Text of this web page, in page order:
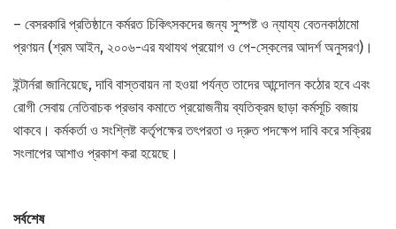
– বেসরকারি প্রতিষ্ঠানে কর্মরত চিকিৎসকদের জন্য সুস্পষ্ট ও ন্যায্য বেতনকাঠামো
প্রণয়ন (শ্রম আইন, ২০০৬-এর যথাযথ প্রয়োগ ও পে-স্কেলের আদর্শ অনুসরণ)।
ইন্টার্নরা জানিয়েছে, দাবি বাস্তবায়ন না হওয়া পর্যন্ত তাদের আন্দোলন কঠোর হবে এবং
রোগী সেবায় নেতিবাচক প্রভাব কমাতে প্রয়োজনীয় ব্যতিক্রম ছাড়া কর্মসূচি বজায়
থাকবে। কর্মকর্তা ও সংশ্লিষ্ট কর্তৃপক্ষের তৎপরতা ও দ্রুত পদক্ষেপ দাবি করে সক্রিয়
সংলাপের আশাও প্রকাশ করা হয়েছে।
সর্বশেষ